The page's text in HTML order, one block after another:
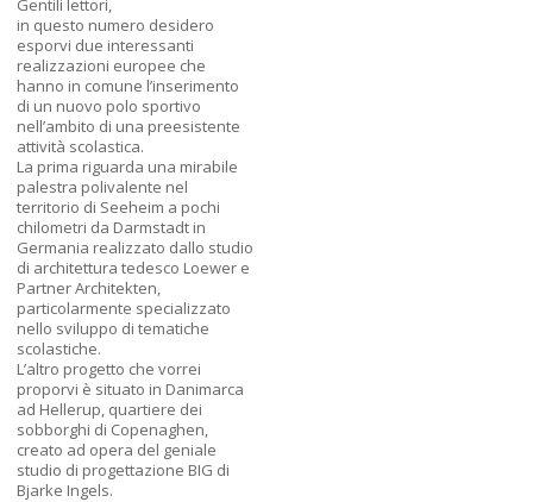
Gentili lettori,
in questo numero desidero
esporvi due interessanti
realizzazioni europee che
hanno in comune l’inserimento
di un nuovo polo sportivo
nell’ambito di una preesistente
attività scolastica.
La prima riguarda una mirabile
palestra polivalente nel
territorio di Seeheim a pochi
chilometri da Darmstadt in
Germania realizzato dallo studio
di architettura tedesco Loewer e
Partner Architekten,
particolarmente specializzato
nello sviluppo di tematiche
scolastiche.
L’altro progetto che vorrei
proporvi è situato in Danimarca
ad Hellerup, quartiere dei
sobborghi di Copenaghen,
creato ad opera del geniale
studio di progettazione BIG di
Bjarke Ingels.